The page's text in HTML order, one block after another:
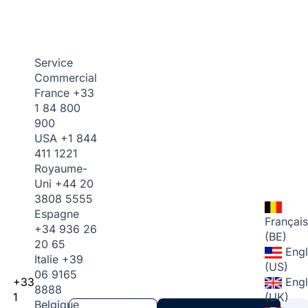
+33
1
Service
Commercial
France +33
1 84 800
900
USA +1 844
411 1221
Royaume-
Uni +44 20
3808 5555
Espagne
+34 936 26
20 65
Italie +39
06 9165
8888
Belgique
Français
(BE)
(US)
(UK)